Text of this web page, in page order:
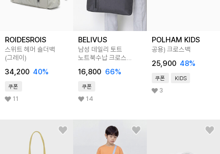
ROIDESROIS
스위트 헤머 숄더백
(그레이)
34,200 40%
쿠폰
11
BELIVUS
남성 데일리 토트
노트북수납 크로스
BTR035
16,800 66%
쿠폰
14
POLHAM KIDS
공용) 크로스백
25,900 48%
쿠폰 KIDS
3